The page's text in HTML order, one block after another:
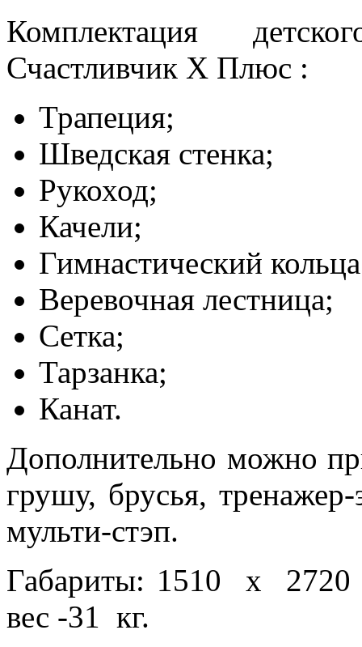
Комплектация
Счастливчик X Плюс :
Трапеция;
Шведская стенка;
Рукоход;
Качели;
Гимнастический
Веревочная лестница;
Сетка;
Тарзанка;
Канат.
Дополнительно можно
грушу, брусья,
мульти-стэп.
Габариты: 1510 х
вес -31 кг.